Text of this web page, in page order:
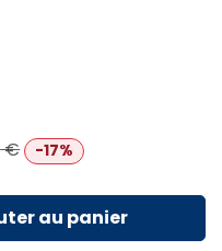
€ -17%
au panier